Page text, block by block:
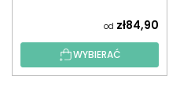
od zł84,90
WYBIERAĆ